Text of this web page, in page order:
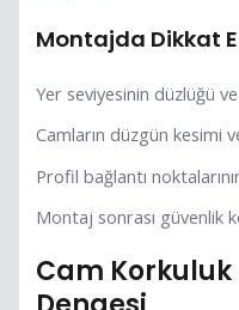
Montajda Dikkat
Yer seviyesinin düzlüğü
Camların düzgün kesimi
Profil bağlantı
Montaj sonrası güvenlik
Cam Korkuluk